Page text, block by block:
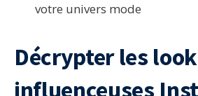
votre univers mode
Décrypter les
influenceuses